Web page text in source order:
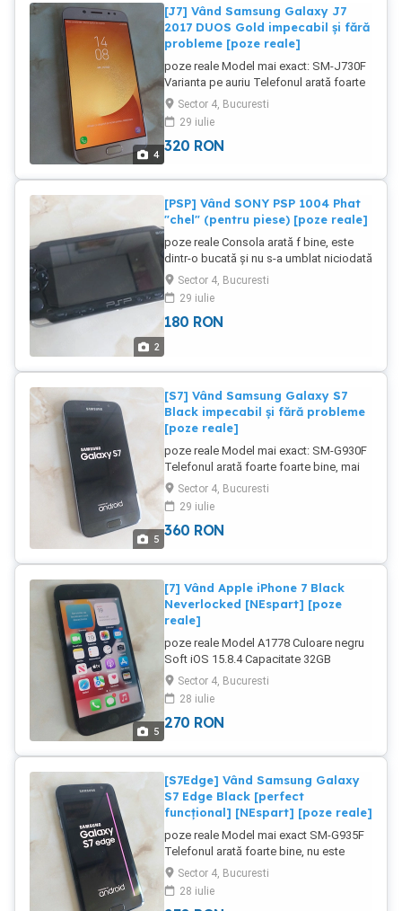
prețul afișat
4
[J7] Vând Samsung Galaxy J7
2017 DUOS Gold impecabil și fără
probleme [poze reale]
poze reale Model mai exact: SM-J730F
Varianta pe auriu Telefonul arată foarte
foarte bine, mai rar în această stare
Funcționează perfect Este liber de rețea
(Dual SIM) Rulează Android și se mișcă
excelent Meniul este setat în limba
Bateria ține f bine Cititorul de amprente
este funcțional Este un telefon foarte
fiabil, cu ecran destul de mare
Sector 4, Bucuresti
29 iulie
320 RON
2
[PSP] Vând SONY PSP 1004 Phat
"chel" (pentru piese) [poze reale]
poze reale Consola arată f bine, este
dintr-o bucată și nu s-a umblat niciodată
în ea, are sigiliul intact Am încercat să o
aprind dar nu intră mufa încărcătorului
decât jumătate Se vinde doar consola,
fără accesorii sau jocuri, fără baterie și
Sector 4, Bucuresti
29 iulie
180 RON
5
[S7] Vând Samsung Galaxy S7
Black impecabil și fără probleme
[poze reale]
poze reale Model mai exact: SM-G930F
Telefonul arată foarte foarte bine, mai
rar în această stare Funcționează
perfect Este liber de rețea Rulează
Android și se mișcă excelent Meniul
este setat în limba română În cască se
Cititorul de amprente este funcțional
Este un telefon foarte fiabil
Sector 4, Bucuresti
29 iulie
360 RON
5
[7] Vând Apple iPhone 7 Black
Neverlocked [NEspart] [poze
reale]
poze reale Model A1778 Culoare negru
Soft iOS 15.8.4 Capacitate 32GB
Sănătate baterie 81% Neverlocked -
liber de rețea Telefonul arată foarte
bine, nu este spart ca majoritatea
Prezintă o singură problemă de
poate activa Cititorul de amprente este
funcțional Accept și unele schimburi dar
doar dacă ies în avantaj
Sector 4, Bucuresti
28 iulie
270 RON
[S7Edge] Vând Samsung Galaxy
S7 Edge Black [perfect
funcțional] [NEspart] [poze reale]
poze reale Model mai exact SM-G935F
Telefonul arată foarte bine, nu este
spart ca majoritatea Funcționează
perfect Este liber de rețea Prezintă o
dungă roz verticală în partea dreaptă și
Sector 4, Bucuresti
28 iulie